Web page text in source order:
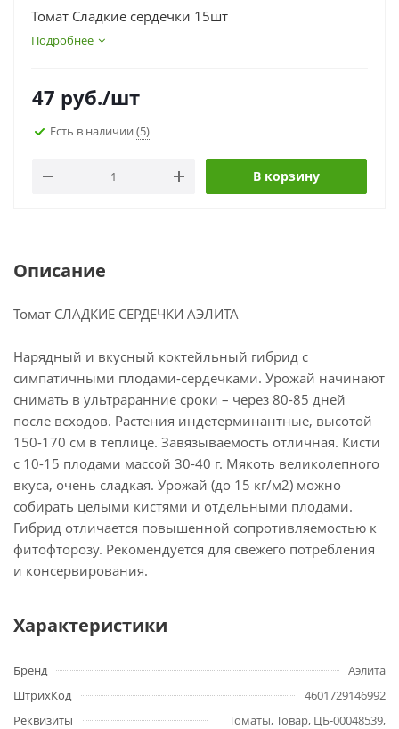
Томат Сладкие сердечки 15шт
Подробнее
47 руб./шт
Есть в наличии (5)
В корзину
Описание
Томат СЛАДКИЕ СЕРДЕЧКИ АЭЛИТА
Нарядный и вкусный коктейльный гибрид с
симпатичными плодами-сердечками. Урожай начинают
снимать в ультраранние сроки – через 80-85 дней
после всходов. Растения индетерминантные, высотой
150-170 см в теплице. Завязываемость отличная. Кисти
с 10-15 плодами массой 30-40 г. Мякоть великолепного
вкуса, очень сладкая. Урожай (до 15 кг/м2) можно
собирать целыми кистями и отдельными плодами.
Гибрид отличается повышенной сопротивляемостью к
фитофторозу. Рекомендуется для свежего потребления
и консервирования.
Характеристики
Бренд
Аэлита
ШтрихКод
4601729146992
Реквизиты
Томаты, Товар, ЦБ-00048539,